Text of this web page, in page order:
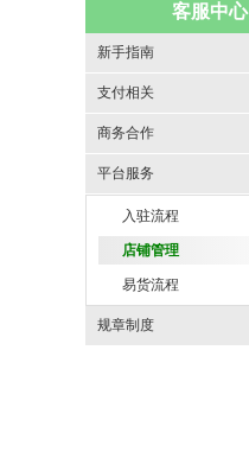
客服中心
新手指南
支付相关
商务合作
平台服务
入驻流程
店铺管理
易货流程
规章制度